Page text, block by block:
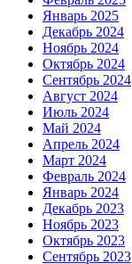
Январь 2025
Декабрь 2024
Ноябрь 2024
Октябрь 2024
Сентябрь 2024
Август 2024
Июль 2024
Май 2024
Апрель 2024
Март 2024
Февраль 2024
Январь 2024
Декабрь 2023
Ноябрь 2023
Октябрь 2023
Сентябрь 2023